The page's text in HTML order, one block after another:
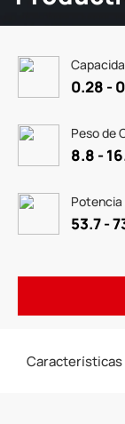
0.28 -
Peso de
8.8 -
53.7 -
Características